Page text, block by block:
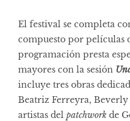
El festival se completa
compuesto por películas
programación presta
mayores con la sesión
incluye tres obras
Beatriz Ferreyra,
artistas del patchwork de